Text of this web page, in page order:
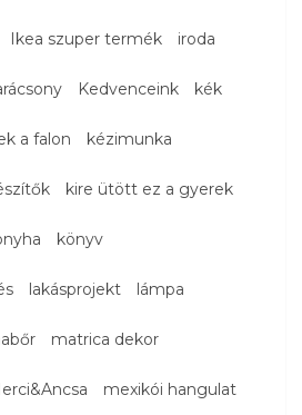
Ikea szuper termék iroda
Kedvenceink kék
a falon kézimunka
kire ütött ez a gyerek
könyv
lakásprojekt lámpa
matrica dekor
mexikói hangulat